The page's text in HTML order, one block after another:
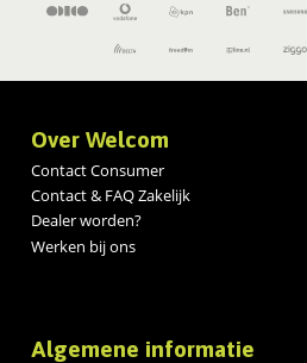
Over Welcom
Contact Consumer
Contact & FAQ Zakelijk
Dealer worden?
Werken bij ons
Algemene informatie